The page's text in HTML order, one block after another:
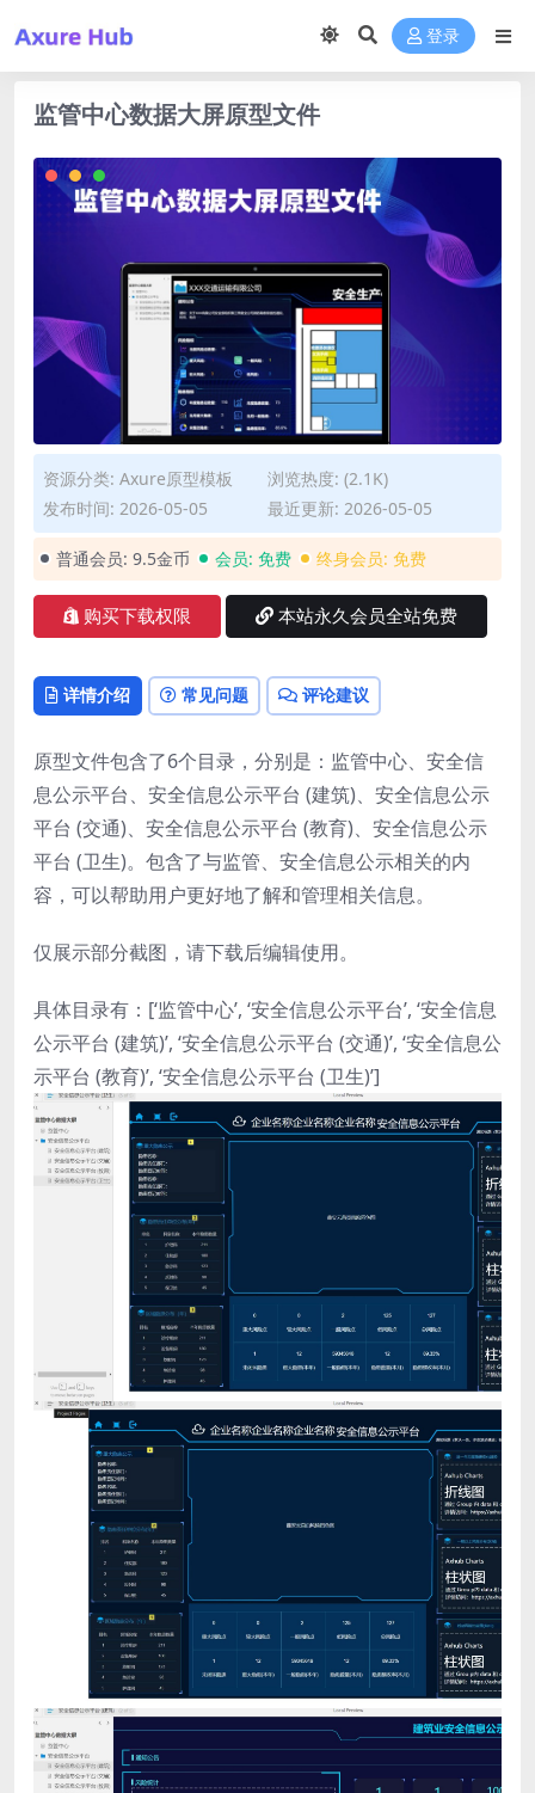
登录
监管中心数据大屏原型文件
资源分类: Axure原型模板
浏览热度: (2.1K)
发布时间: 2026-05-05
最近更新: 2026-05-05
普通会员: 9.5金币 会员: 免费 终身会员: 免费
购买下载权限 本站永久会员全站免费
详情介绍 常见问题 评论建议
原型文件包含了6个目录，分别是：监管中心、安全信
息公示平台、安全信息公示平台 (建筑)、安全信息公示
平台 (交通)、安全信息公示平台 (教育)、安全信息公示
平台 (卫生)。包含了与监管、安全信息公示相关的内
容，可以帮助用户更好地了解和管理相关信息。
仅展示部分截图，请下载后编辑使用。
具体目录有：[‘监管中心’, ‘安全信息公示平台’, ‘安全信息
公示平台 (建筑)’, ‘安全信息公示平台 (交通)’, ‘安全信息公
示平台 (教育)’, ‘安全信息公示平台 (卫生)’]